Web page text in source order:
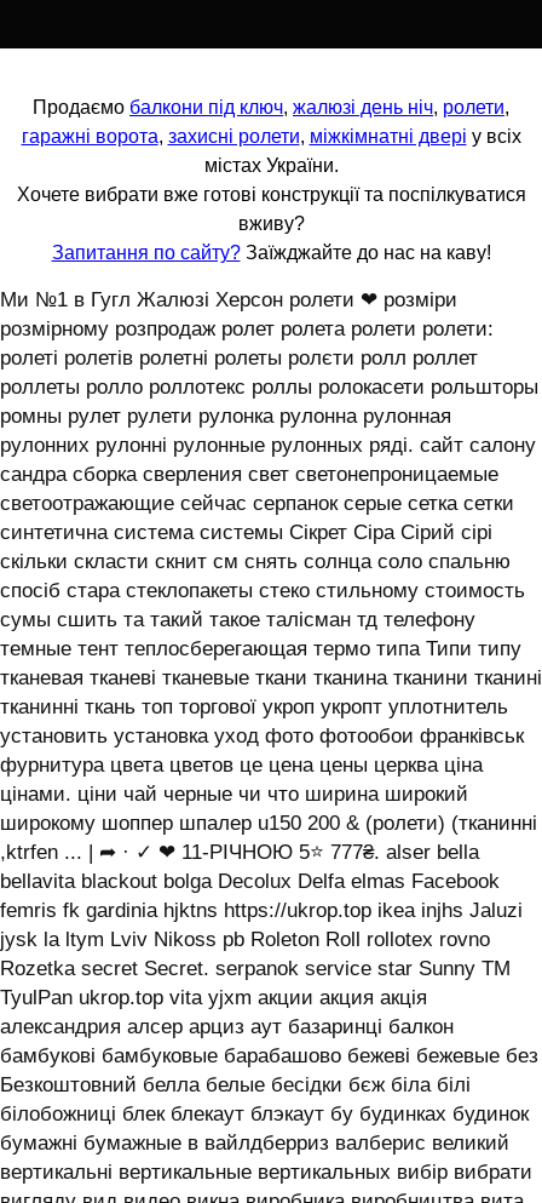
Продаємо балкони під ключ, жалюзі день ніч, ролети,
гаражні ворота, захисні ролети, міжкімнатні двері у всіх
містах України.
Хочете вибрати вже готові конструкції та поспілкуватися
вживу?
Запитання по сайту?Заїжджайте до нас на каву!
Ми №1 в Гугл Жалюзі Херсон ролети ❤ розміри
розмірному розпродаж ролет ролета ролети ролети:
ролеті ролетів ролетні ролеты ролєти ролл роллет
роллеты ролло роллотекс роллы ролокасети рольшторы
ромны рулет рулети рулонка рулонна рулонная
рулонних рулонні рулонные рулонных ряді. сайт салону
сандра сборка сверления свет светонепроницаемые
светоотражающие сейчас серпанок серые сетка сетки
синтетична система системы ‎Сікрет Сіра Сірий сірі
скільки скласти скнит см снять солнца соло спальню
спосіб стара стеклопакеты стеко стильному стоимость
сумы сшить та такий такое талісман тд телефону
темные тент теплосберегающая термо типа Типи типу
тканевая тканеві тканевые ткани тканина тканини тканині
тканинні ткань топ торгової укроп укропт уплотнитель
установить установка уход фото фотообои франківськ
фурнитура цвета цветов це цена цены церква ціна
цінами. ціни чай черные чи что ширина широкий
широкому шоппер шпалер u150 200 & (ролети) (тканинні
,ktrfen ... | ➦ · ✓ ❤ 11-РІЧНОЮ 5⭐ 777₴. alser bella
bellavita blackout bolga Decolux Delfa elmas Facebook
femris fk gardinia hjktns https://ukrop.top ikea injhs Jaluzi
jysk la ltym Lviv Nikoss pb Roleton Roll rollotex rovno
Rozetka secret Secret. serpanok service star Sunny TM
TyulPan ukrop.top vita yjxm акции акция акція
александрия алсер арциз аут базаринці балкон
бамбукові бамбуковые барабашово бежеві бежевые без
Безкоштовний белла белые бесідки бєж біла білі
білобожниці блек блекаут блэкаут бу будинках будинок
бумажні бумажные в вайлдберриз валберис великий
вертикальні вертикальные вертикальных вибір вибрати